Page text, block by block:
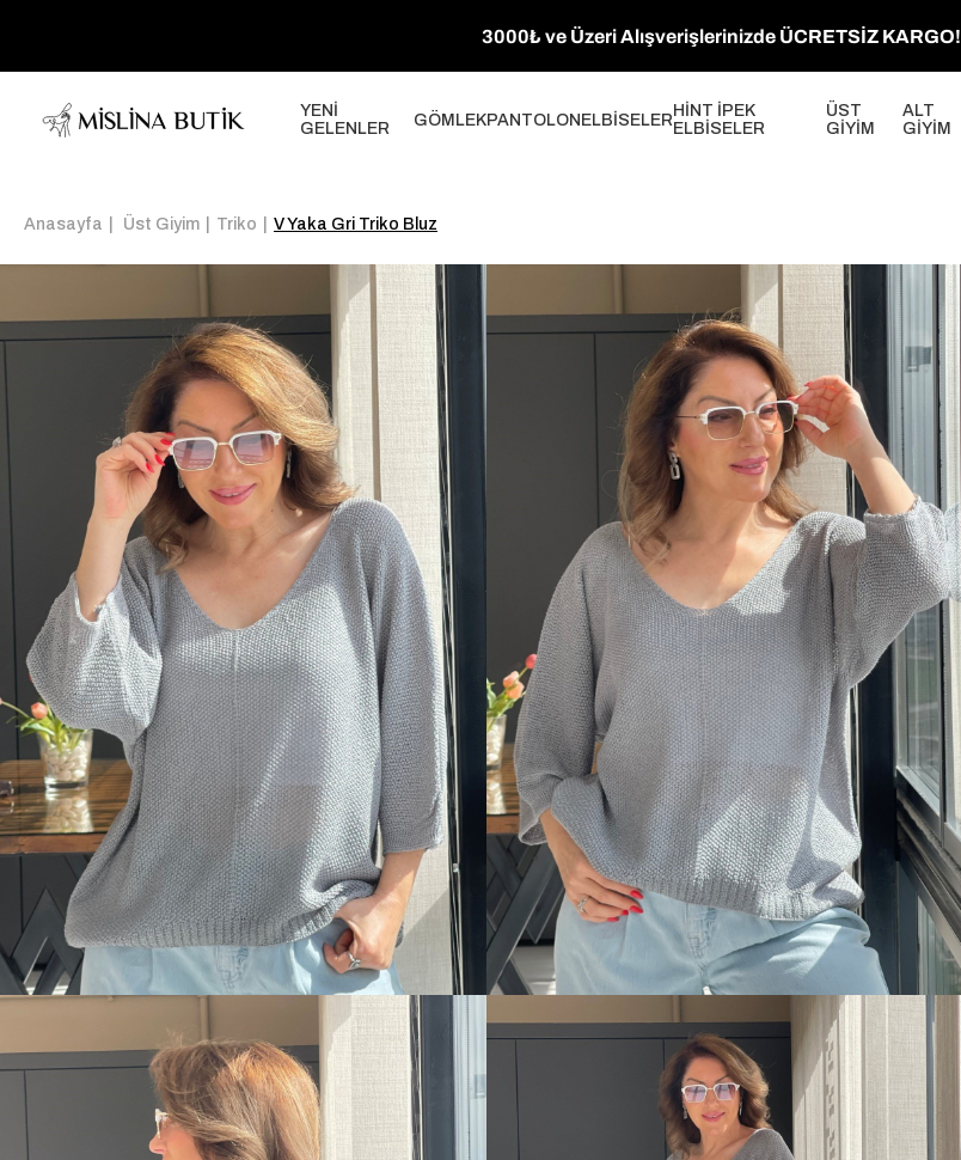
3000₺ ve Üzeri Alışverişlerinizde ÜCRETSİZ KARGO!
YENİ
GELENLER
GÖMLEKPANTOLONELBİSELER HİNT İPEK
ELBİSELER
ÜST
GİYİM
ALT
GİYİM
Anasayfa Üst Giyim Triko V Yaka Gri Triko Bluz